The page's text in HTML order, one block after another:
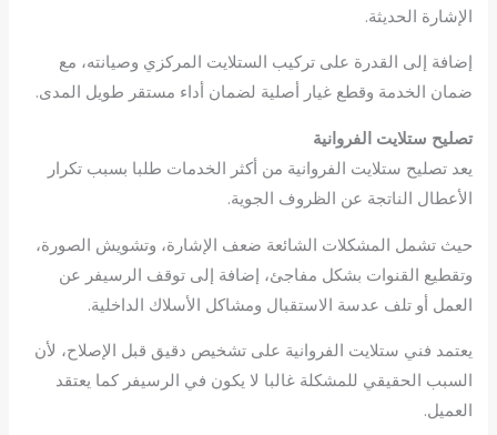
الإشارة الحديثة.
إضافة إلى القدرة على تركيب الستلايت المركزي وصيانته، مع
ضمان الخدمة وقطع غيار أصلية لضمان أداء مستقر طويل المدى.
تصليح ستلايت الفروانية
يعد تصليح ستلايت الفروانية من أكثر الخدمات طلبا بسبب تكرار
الأعطال الناتجة عن الظروف الجوية.
حيث تشمل المشكلات الشائعة ضعف الإشارة، وتشويش الصورة،
وتقطيع القنوات بشكل مفاجئ، إضافة إلى توقف الرسيفر عن
العمل أو تلف عدسة الاستقبال ومشاكل الأسلاك الداخلية.
يعتمد فني ستلايت الفروانية على تشخيص دقيق قبل الإصلاح، لأن
السبب الحقيقي للمشكلة غالبا لا يكون في الرسيفر كما يعتقد
العميل.